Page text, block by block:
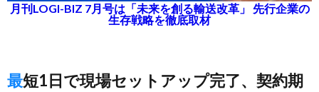
月刊LOGI-BIZ 7月号は「未来を創る輸送改革」 先行企業の
生存戦略を徹底取材
最短1日で現場セットアップ完了、契約期